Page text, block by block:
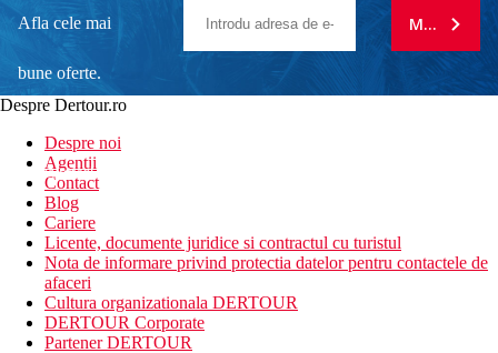
Afla cele mai
bune oferte.
newsletter!
MA
Despre Dertour.ro
Despre noi
Agentii
Contact
Blog
Cariere
Licente, documente juridice si contractul cu turistul
Nota de informare privind protectia datelor pentru contactele de
afaceri
Cultura organizationala DERTOUR
DERTOUR Corporate
Partener DERTOUR